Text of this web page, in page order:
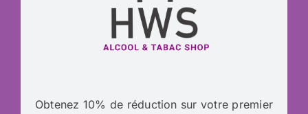
Obtenez 10% de réduction sur votre premier